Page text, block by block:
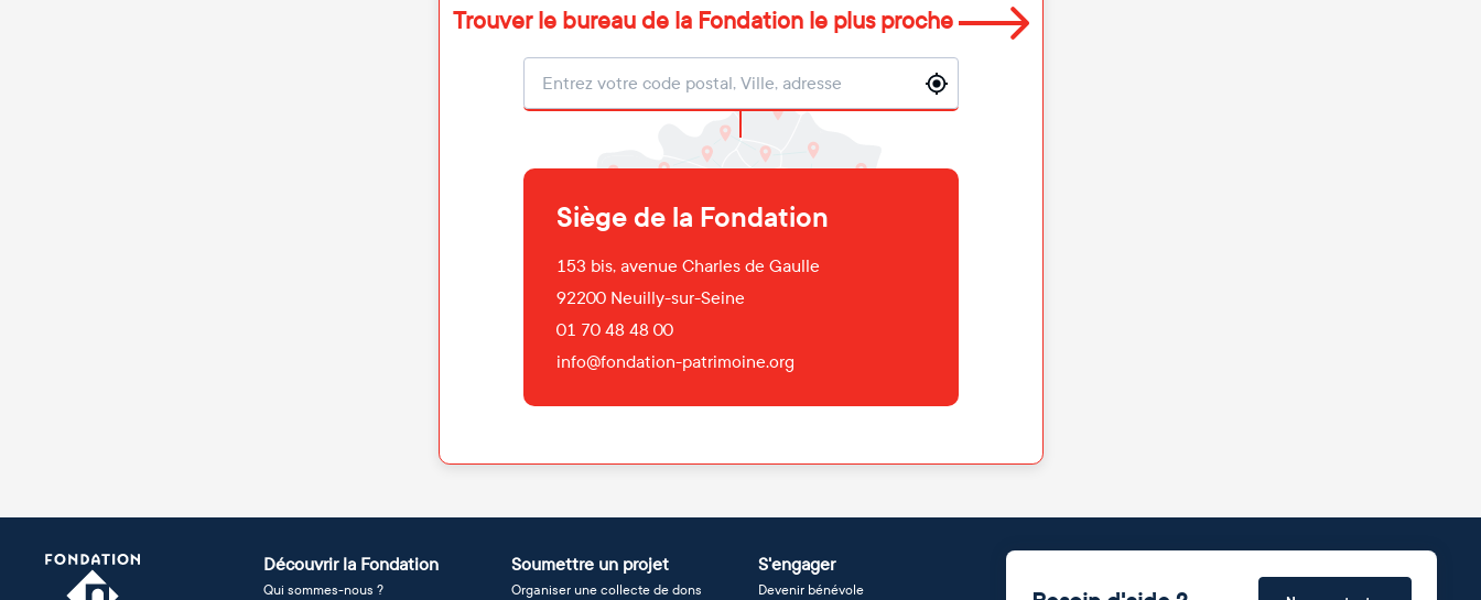
Trouver le bureau de la Fondation le plus proche
Localisation
Siège de la Fondation
153 bis, avenue Charles de Gaulle
92200 Neuilly-sur-Seine
01 70 48 48 00
info@fondation-patrimoine.org
Découvrir la Fondation
Qui sommes-nous ?
Soumettre un projet
Organiser une collecte de dons
S'engager
Devenir bénévole